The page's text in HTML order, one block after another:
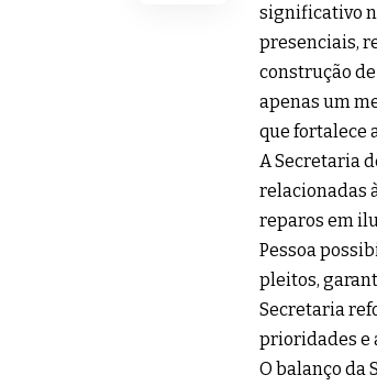
significativo
presenciais,
construção
apenas um
que fortalece
A Secretaria
relacionadas
reparos em
Pessoa
pleitos,
Secretaria
prioridades e
O balanço da